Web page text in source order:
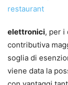
elettronici, per i
contributiva
soglia di
viene data la